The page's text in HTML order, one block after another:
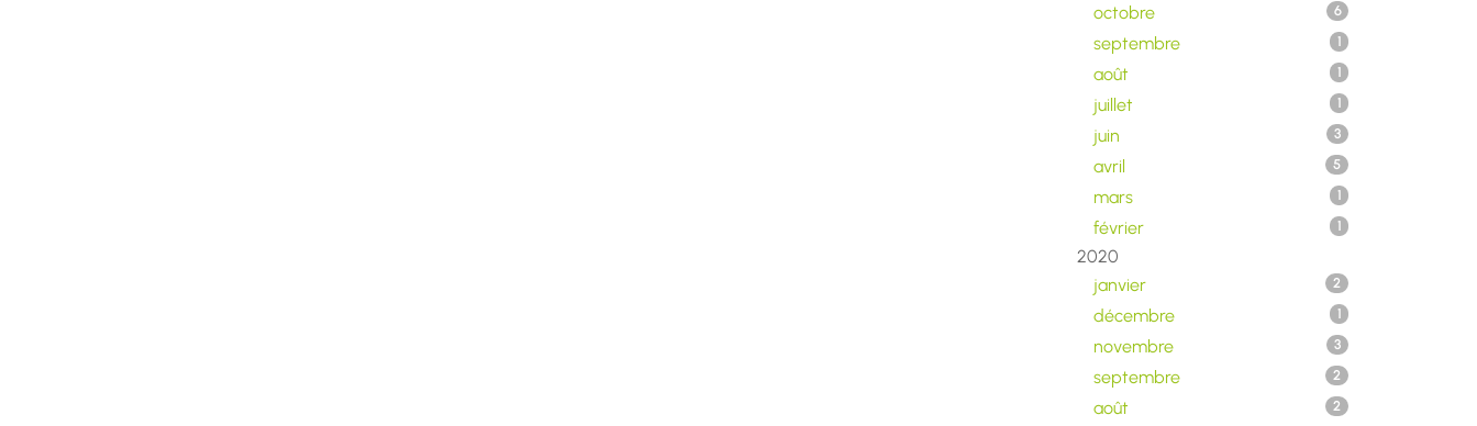
octobre 6
septembre 1
août 1
juillet 1
juin 3
avril 5
mars 1
février 1
2020
janvier
2
décembre 1
novembre 3
septembre 2
août 2